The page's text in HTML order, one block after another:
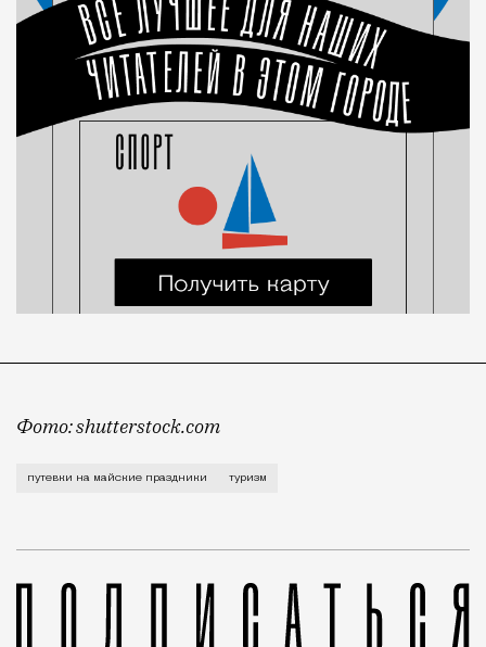
Фото: shutterstock.com
Результат ожидаемый — выросли цены.
путевки на майские праздники туризм